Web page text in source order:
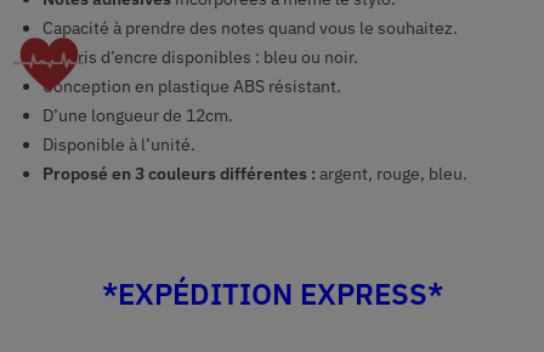
Capacité à prendre des notes quand vous le souhaitez.
Coloris d’encre disponibles : bleu ou noir.
Conception en plastique ABS résistant.
D’une longueur de 12cm.
Disponible à l’unité.
Proposé en 3 couleurs différentes :argent, rouge, bleu.
*EXPÉDITION EXPRESS*